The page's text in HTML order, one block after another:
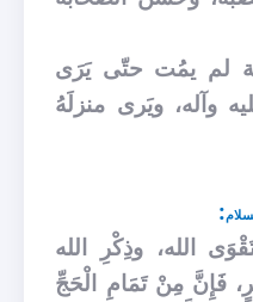
لم يمُت حتّى يَرَى
وآله، ويَرى منزلَهُ
:
الله، وذِكْرِ الله
فَإِنَّ مِنْ تَمَامِ الْحَجِّ